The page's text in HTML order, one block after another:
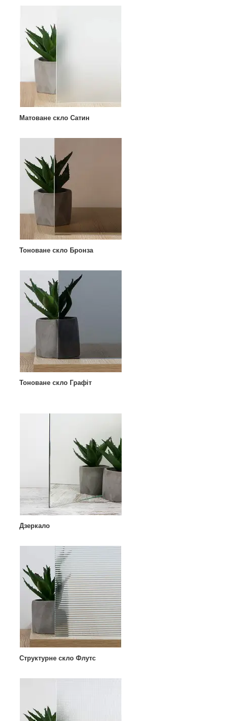
Матоване скло Сатин
Тоноване скло Бронза
Тоноване скло Графіт
Дзеркало
Структурне скло Флутс